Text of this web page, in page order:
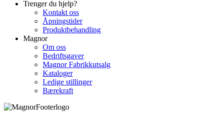
Trenger du hjelp?
Kontakt oss
Åpningstider
Produktbehandling
Magnor
Om oss
Bedriftsgaver
Magnor Fabrikkutsalg
Kataloger
Ledige stillinger
Bærekraft